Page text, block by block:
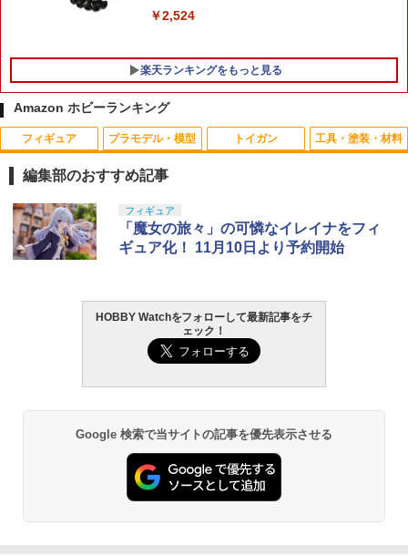
ポートケース 日本航空 [BJB7093]JALU
X
￥2,420
5
2026年9月予約 ガチャ【ntc.Puff アザラ
シマーカーチャーム コンプリート 6種セ
ット カプセルトイ】
￥2,280
￥2,140
￥2,524
楽天ランキングをもっと見る
Amazon ホビーランキング
フィギュア
1
タカラトミー(TAKARA TOMY) T-SPAR
K トランスフォーマー ニューレジェンズ
NL-07 サウンドウェーブ 可動フィギュア
タカラトミー(TAKARA TOMY) T-SPAR
K トランスフォーマー ニューレジェンズ
ギュア
TAMASHII NATIONS オリジン・オブ・
バルキリー 超時空要塞マクロス VF-1J
プラモデル・模型
1
タカラトミー(TAKARA TOMY) T-SPAR
K REALIZE MODEL リアライズモデル Z
OIDS ゾイド RMZ-025 ライガーゼロフ
ァルコン (ZBF) 色分け済み プラキット
Blokees スター ウォーズ マンダロリア
グローグー ABS樹脂&PVC製 組み立て式
￥4,475
BANDAI SPIRITS(バンダイ スピリッツ)
トイガン
1
東京マルイ(TOKYO MARUI) No.25 コル
ト ガバメント HG 18歳以上エアーHOP
ハンドガン
東京マルイ (TOKYO MARUI) ガスブロー
バックマシンガン No.14 20式 5.56mm
東京マルイ(TOKYO MARUI) No.21 H&K
USP HG 18歳以上エアーHOPハンドガン
￥3,409
工具・塗装・材料
1
GSIクレオス Mr.トップコート 水性プレ
ミアムトップコートスプレー 光沢 88ml
ホビー用仕上材 B601
タミヤ クラフトツールシリーズ No.123
先細薄刃ニッパー (ゲートカット用) プラ
LOCTITE(ロックタイト) シールはがし
プレミアム 220ml
￥1,013
編集部のおすすめ記事
フィギュア
「魔女の旅々」の可憐なイレイナをフィ
ギュア化！ 11月10日より予約開始
HOBBY Watchをフォローして最新記事をチ
ェック！
Google 検索で当サイトの記事を優先表示させる